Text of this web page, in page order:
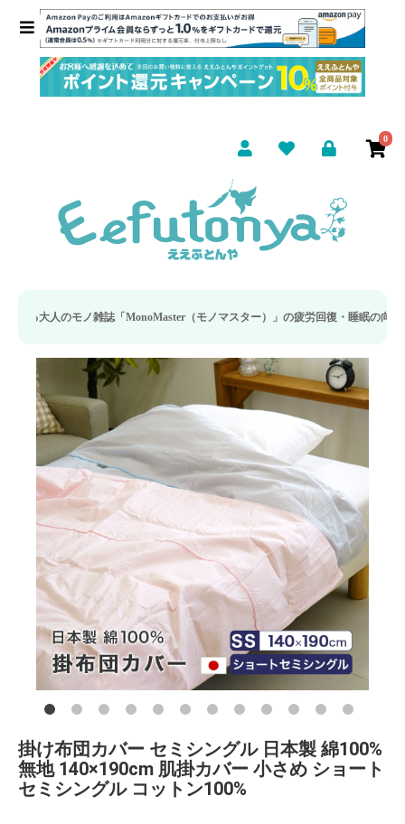
0
（モノマスター）」の疲労回復・睡眠の向上特集に当社のリカバリー枕カバーが
掛け布団カバー セミシングル 日本製 綿100%
無地 140×190cm 肌掛カバー 小さめ ショート
セミシングル コットン100%